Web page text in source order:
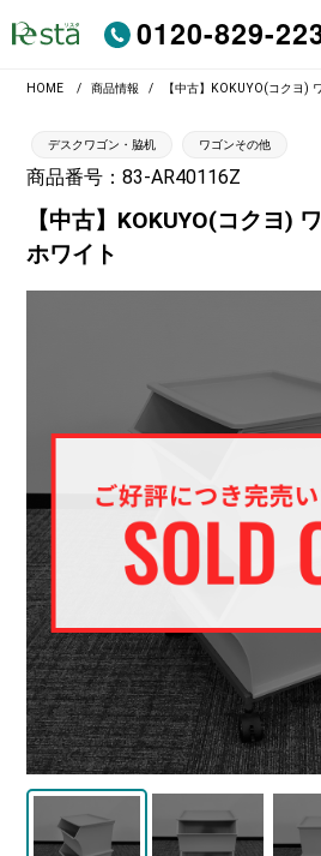
0120-829-
HOME 商品情報 【中古】KOKUYO(コクヨ)
デスクワゴン・脇机 ワゴンその他
商品番号：83-AR40116Z
【中古】KOKUYO(コクヨ)
ホワイト